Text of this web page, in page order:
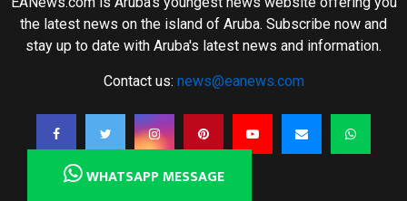
the latest news on the island of Aruba. Subscribe now and
stay up to date with Aruba's latest news and information.
Contact us: news@eanews.com
WHATSAPP MESSAGE